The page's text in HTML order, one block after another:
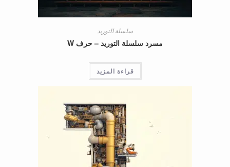
سلسلة التوريد
مسرد سلسلة التوريد – حرف W
قراءة المزيد